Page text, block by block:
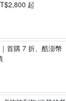
起
首購 7 折、酷澎幣